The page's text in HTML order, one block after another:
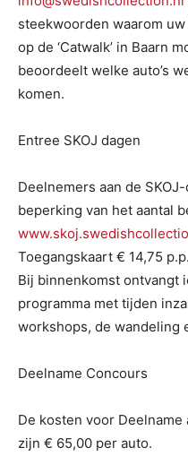
steekwoorden waarom
op de ‘Catwalk’ in Baarn
beoordeelt welke auto’s
komen.
Entree SKOJ dagen
Deelnemers aan de
beperking van het aantal
Toegangskaart € 14,75
Bij binnenkomst ontvangt
programma met tijden
workshops, de wandeling
Deelname Concours
De kosten voor Deelname
zijn € 65,00 per auto.